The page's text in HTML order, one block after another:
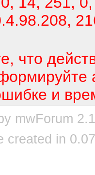
что
и
mwForum
created in